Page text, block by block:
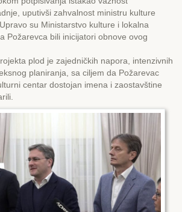
uputivši zahvalnost ministru kulture
su Ministarstvo kulture i lokalna
Požarevca bili inicijatori obnove ovog
plod je zajedničkih napora, intenzivnih
planiranja, sa ciljem da Požarevac
centar dostojan imena i zaostavštine